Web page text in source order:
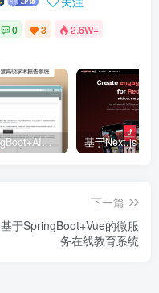
0 3 2.6W+
基于SpringBoot+AI智慧高校学术报告系统
下一篇
基于SpringBoot+Vue的微服
务在线教育系统